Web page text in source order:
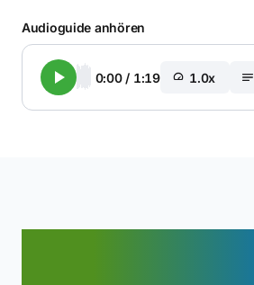
Audioguide anhören
0:00/ 1:19 1.0x